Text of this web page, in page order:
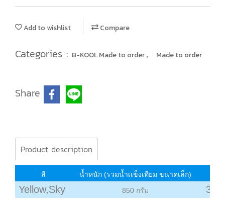
Add to wishlist Compare
Categories : B-KOOL Made to order, Made to order
Share
Product description
สี น้ำหนัก (รวมน้ำเเข็งเทียม ขนาดเล็ก)
Yellow,Sky 850 กรัม